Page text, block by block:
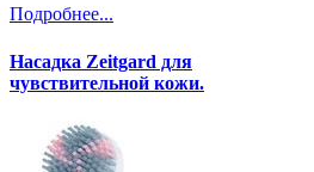
Подробнее...
Насадка Zeitgard для
чувствительной кожи.